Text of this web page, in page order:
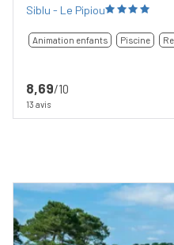
Siblu - Le Pipiou
Animation enfants Piscine
8,69/10
13 avis